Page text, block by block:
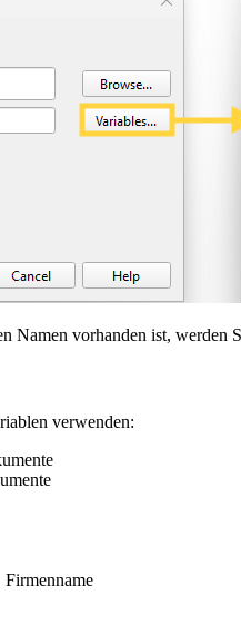
Namen vorhanden ist, werden
verwenden: